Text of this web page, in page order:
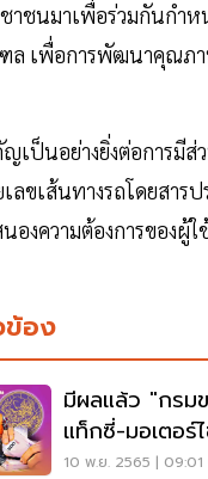
าชนมาเพื่อร่วมกันกำ
ล เพื่อการพัฒนาคุณภ
ญเป็นอย่างยิ่งต่อการ
เส้นทางรถโดยสาร
ความต้องการของผู้ใ
ข้อง
มีผลแล้ว "กรม
แท็กซี่-มอเตอร์
10 พ.ย. 2565 | 09:01